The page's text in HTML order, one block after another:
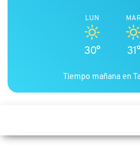
LUN
30° 31°
Tiempo mañana en